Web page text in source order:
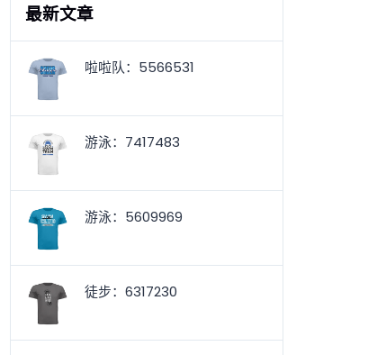
最新文章
啦啦队：5566531
游泳：7417483
游泳：5609969
徒步：6317230